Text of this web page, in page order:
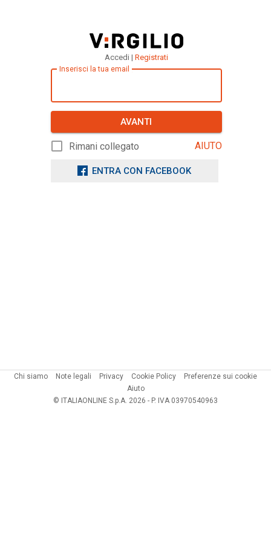
Accedi | Registrati
Inserisci la tua email
AVANTI
Rimani collegato AIUTO
ENTRA CON FACEBOOK
Chi siamo Note legali Privacy Cookie Policy
Preferenze sui cookie
Aiuto
© ITALIAONLINE S.p.A. 2026 - P. IVA 03970540963